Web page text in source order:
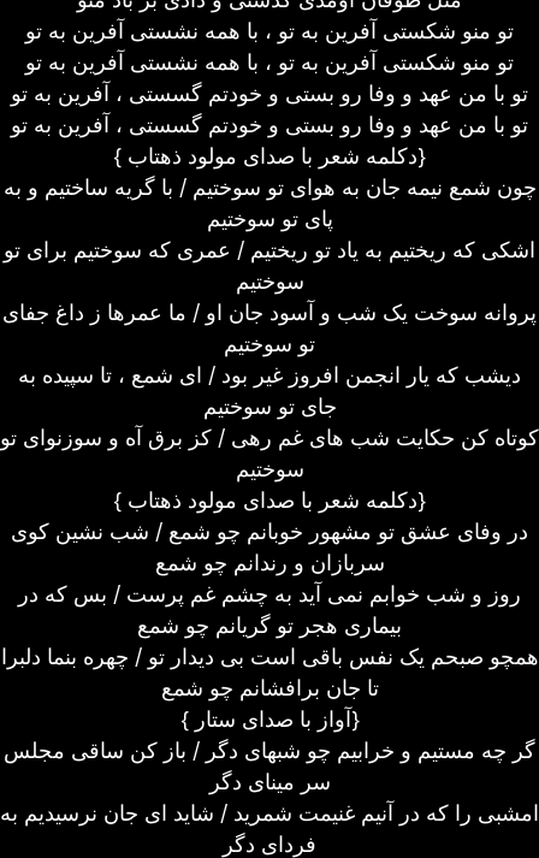
تو منو شکستی آفرین به تو ، با همه نشستی آفرین به تو
تو منو شکستی آفرین به تو ، با همه نشستی آفرین به تو
تو با من عهد و وفا رو بستی و خودتم گسستی ، آفرین به تو
تو با من عهد و وفا رو بستی و خودتم گسستی ، آفرین به تو
{ دکلمه شعر با صدای مولود ذهتاب}
چون شمع نیمه جان به هوای تو سوختیم / با گریه ساختیم و به
پای تو سوختیم
اشکی که ریختیم به یاد تو ریختیم / عمری که سوختیم برای تو
سوختیم
پروانه سوخت یک شب و آسود جان او / ما عمرها ز داغ جفای
تو سوختیم
دیشب که یار انجمن افروز غیر بود / ای شمع ، تا سپیده به
جای تو سوختیم
کوتاه کن حکایت شب های غم رهی / کز برق آه و سوزنوای تو
سوختیم
{ دکلمه شعر با صدای مولود ذهتاب}
در وفای عشق تو مشهور خوبانم چو شمع / شب نشین کوی
سربازان و رندانم چو شمع
روز و شب خوابم نمی آید به چشم غم پرست / بس که در
بیماری هجر تو گریانم چو شمع
همچو صبحم یک نفس باقی است بی دیدار تو / چهره بنما دلبرا
تا جان برافشانم چو شمع
{ آواز با صدای ستار}
گر چه مستیم و خرابیم چو شبهای دگر / باز کن ساقی مجلس
سر مینای دگر
امشبی را که در آنیم غنیمت شمرید / شاید ای جان نرسیدیم به
فردای دگر